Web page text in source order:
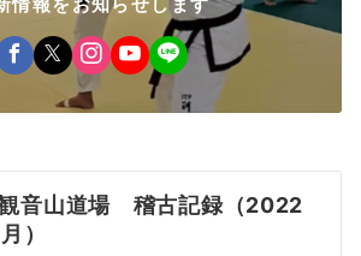
情報をお知らせします
音山道場 稽古記録（2022
）